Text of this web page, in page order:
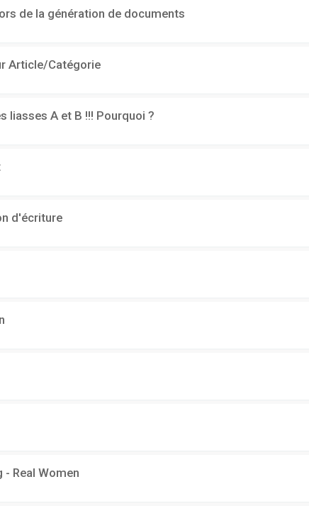
de la génération de documents
Article/Catégorie
liasses A et B !!! Pourquoi ?
d'écriture
- Real Women